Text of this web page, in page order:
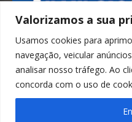
Valorizamos a sua
Usamos cookies para
navegação, veicular
analisar nosso tráfego. Ao
concorda com o uso de